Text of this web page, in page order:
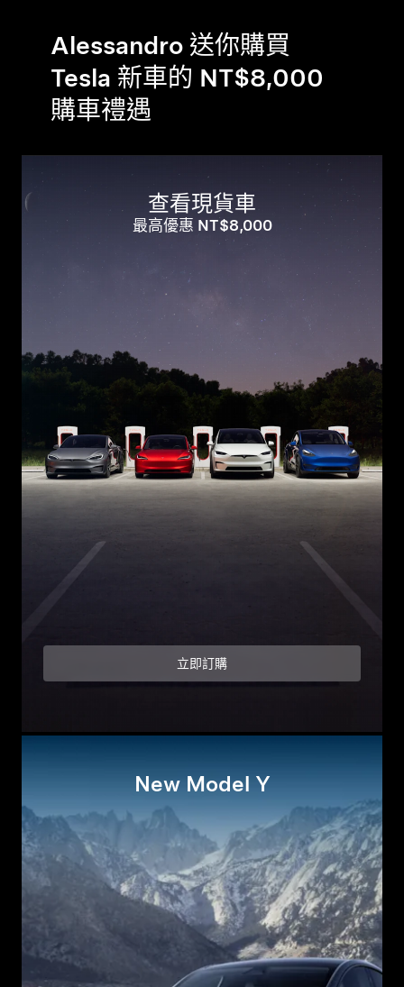
Alessandro 送你購買
Tesla 新車的 NT$8,000
購車禮遇
查看現貨車
最高優惠 NT$8,000
立即訂購
New Model Y